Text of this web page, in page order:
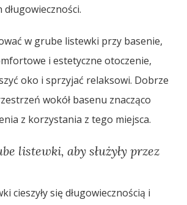
w grube listewki przy basenie,
i estetyczne otoczenie,
oko i sprzyjać relaksowi. Dobrze
wokół basenu znacząco
z korzystania z tego miejsca.
listewki, aby służyły przez
cieszyły się długowiecznością i